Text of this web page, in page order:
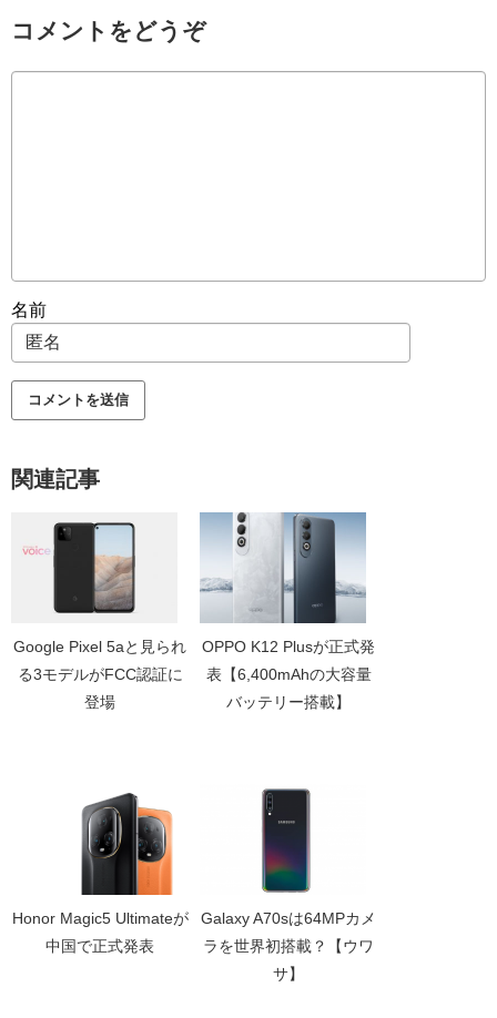
コメントをどうぞ
名前
関連記事
Google Pixel 5aと見られ
る3モデルがFCC認証に
登場
OPPO K12 Plusが正式発
表【6,400mAhの大容量
バッテリー搭載】
Honor Magic5 Ultimateが
中国で正式発表
Galaxy A70sは64MPカメ
ラを世界初搭載？【ウワ
サ】